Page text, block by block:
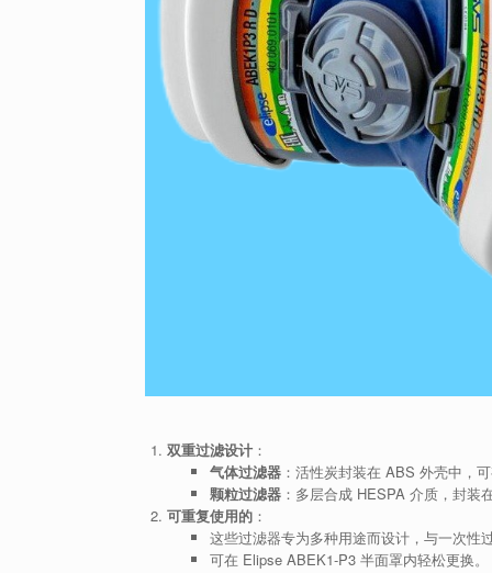
双重过滤设计：
气体过滤器：活性炭封装在 ABS 外壳中，
颗粒过滤器：多层合成 HESPA 介质，封装
可重复使用的：
这些过滤器专为多种用途而设计，与一次性
可在 Elipse ABEK1-P3 半面罩内轻松更换。